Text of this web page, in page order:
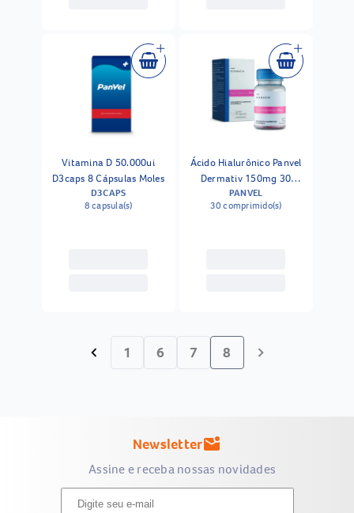
Vitamina D 50.000ui
D3caps 8 Cápsulas Moles
D3CAPS
8 capsula(s)
Ácido Hialurônico Panvel
Dermativ 150mg 30
Cápsulas
PANVEL
30 comprimido(s)
chevron_left 1 6 7 8 chevron_right
Newslettermark_email_unread
Assine e receba nossas novidades